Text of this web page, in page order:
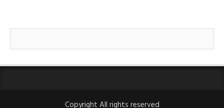
Copyright All rights reserved